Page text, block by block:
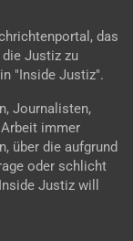
das
Justiz zu
"Inside Justiz".
Journalisten,
immer
über die aufgrund
oder schlicht
Justiz will